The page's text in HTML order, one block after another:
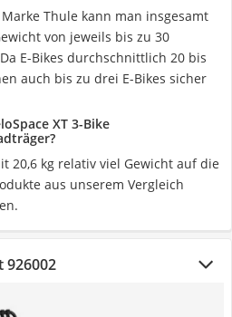
Thule kann man insgesamt
von jeweils bis zu 30
E-Bikes durchschnittlich 20 bis
auch bis zu drei E-Bikes sicher
XT 3-Bike
20,6 kg relativ viel Gewicht auf die
aus unserem Vergleich
926002